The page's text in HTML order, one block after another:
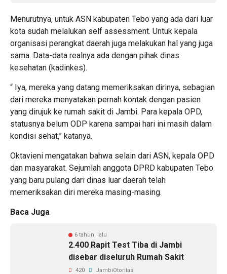
Menurutnya, untuk ASN kabupaten Tebo yang ada dari luar
kota sudah melalukan self assessment. Untuk kepala
organisasi perangkat daerah juga melakukan hal yang juga
sama. Data-data realnya ada dengan pihak dinas
kesehatan (kadinkes).
“ Iya, mereka yang datang memeriksakan dirinya, sebagian
dari mereka menyatakan pernah kontak dengan pasien
yang dirujuk ke rumah sakit di Jambi. Para kepala OPD,
statusnya belum ODP karena sampai hari ini masih dalam
kondisi sehat,” katanya.
Oktavieni mengatakan bahwa selain dari ASN, kepala OPD
dan masyarakat. Sejumlah anggota DPRD kabupaten Tebo
yang baru pulang dari dinas luar daerah telah
memeriksakan diri mereka masing-masing.
Baca Juga
6 tahun lalu
2.400 Rapit Test Tiba di Jambi
disebar diseluruh Rumah Sakit
420 JambiOtoritas